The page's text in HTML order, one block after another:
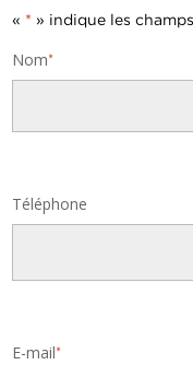
« * » indique les
Nom*
Téléphone
E-mail*